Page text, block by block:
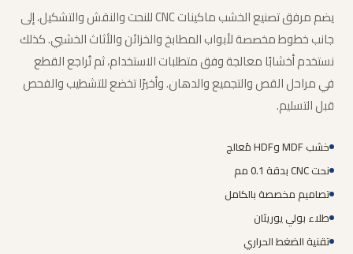
يضم مرفق تصنيع الخشب ماكينات CNC للنحت والنقش والتشكيل، إلى
جانب خطوط مخصصة لأبواب المطابخ والخزائن والأثاث الخشبي. كذلك
نستخدم أخشابًا معالجة وفق متطلبات الاستخدام، ثم تُراجع القطع
في مراحل القص والتجميع والدهان. وأخيرًا تخضع للتشطيب والفحص
قبل التسليم.
خشب MDF وHDF مُعالج
نحت CNC بدقة 0.1 مم
تصاميم مخصصة بالكامل
طلاء بولي يوريثان
تقنية الضغط الحراري